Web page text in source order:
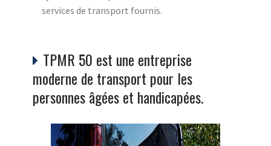
services de transport fournis.
TPMR 50 est une entreprise
moderne de transport pour les
personnes âgées et handicapées.